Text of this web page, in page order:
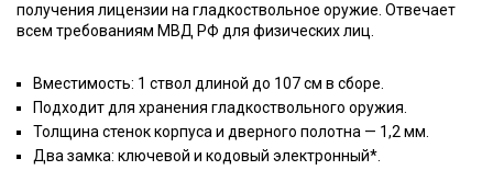
получения лицензии на гладкоствольное оружие. Отвечает
всем требованиям МВД РФ для физических лиц.
Вместимость: 1 ствол длиной до 107 см в сборе.
Подходит для хранения гладкоствольного оружия.
Толщина стенок корпуса и дверного полотна — 1,2 мм.
Два замка: ключевой и кодовый электронный*.